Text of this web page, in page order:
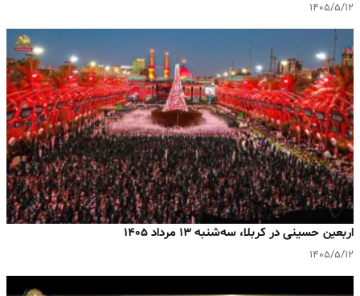
۱۴۰۵/۵/۱۲
اربعین حسینی در کربلا، سه‌شنبه ۱۳ مرداد ۱۴۰۵
۱۴۰۵/۵/۱۲